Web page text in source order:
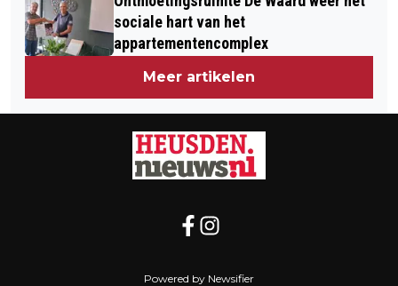
sociale hart van het
appartementencomplex
Meer artikelen
Powered by Newsifier